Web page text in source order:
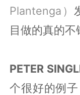
Plantenga）
目做的真的不
PETER
个很好的例